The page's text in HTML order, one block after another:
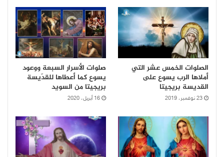
الصلوات الخمس عشر التي
أملاها الرب يسوع على
القديسة بريجيتا
23 نوفمبر، 2019
صلوات الأسرار السبعة ووعود
يسوع كما أعطاها للقدّيسة
بريجيتا من السويد
16 أبريل، 2020